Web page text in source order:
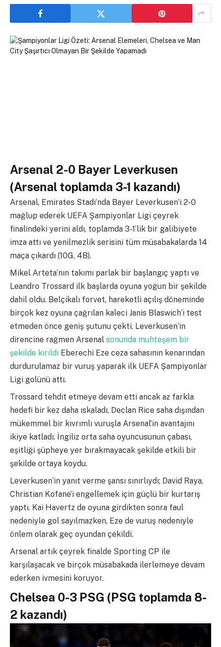
Arsenal 2-0 Bayer Leverkusen
(Arsenal toplamda 3-1 kazandı)
Arsenal, Emirates Stadı’nda Bayer Leverkusen’i 2-0
mağlup ederek UEFA Şampiyonlar Ligi çeyrek
finalindeki yerini aldı, toplamda 3-1’lik bir galibiyete
imza attı ve yenilmezlik serisini tüm müsabakalarda 14
maça çıkardı (10G, 4B).
Mikel Arteta’nın takımı parlak bir başlangıç ​​yaptı ve
Leandro Trossard ilk başlarda oyuna yoğun bir şekilde
dahil oldu. Belçikalı forvet, hareketli açılış döneminde
birçok kez oyuna çağrılan kaleci Janis Blaswich’i test
etmeden önce geniş şutunu çekti. Leverkusen’in
direncine rağmen Arsenal sonunda muhteşem bir
şekilde kırıldı Eberechi Eze ceza sahasının kenarından
durdurulamaz bir vuruş yaparak ilk UEFA Şampiyonlar
Ligi golünü attı.
Trossard tehdit etmeye devam etti ancak az farkla
hedefi bir kez daha ıskaladı, Declan Rice saha dışından
mükemmel bir kıvrımlı vuruşla Arsenal’in avantajını
ikiye katladı. İngiliz orta saha oyuncusunun çabası,
eşitliği şüpheye yer bırakmayacak şekilde etkili bir
şekilde ortaya koydu.
Leverkusen’in yanıt verme şansı sınırlıydı; David Raya,
Christian Kofane’i engellemek için güçlü bir kurtarış
yaptı. Kai Havertz de oyuna girdikten sonra faul
nedeniyle gol sayılmazken, Eze de vuruş nedeniyle
önlem olarak geç oyundan çekildi.
Arsenal artık çeyrek finalde Sporting CP ile
karşılaşacak ve birçok müsabakada ilerlemeye devam
ederken ivmesini koruyor.
Chelsea 0-3 PSG (PSG toplamda 8-
2 kazandı)